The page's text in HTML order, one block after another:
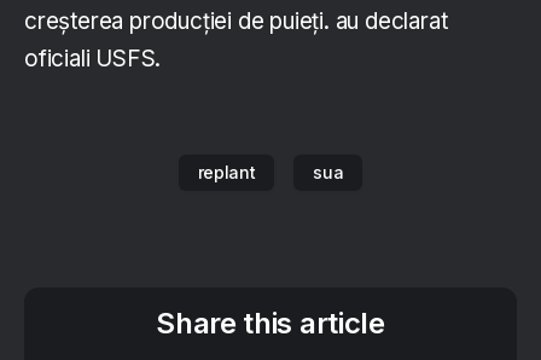
creșterea producției de puieți. au declarat
oficiali USFS.
replant sua
Share this article